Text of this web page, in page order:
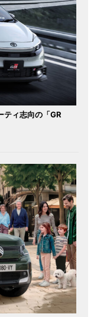
ティ志向の「GR